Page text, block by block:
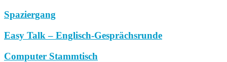
Spaziergang
Easy Talk – Englisch-Gesprächsrunde
Computer Stammtisch